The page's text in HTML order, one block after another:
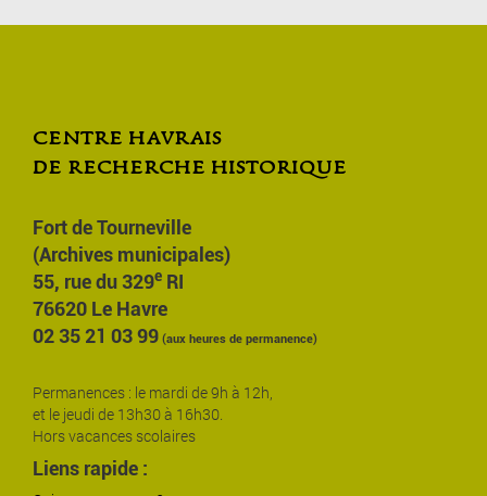
centre havrais
de recherche historique
Fort de Tourneville
(Archives municipales)
55, rue du 329e RI
76620 Le Havre
02 35 21 03 99 (aux heures de permanence)
Permanences : le mardi de 9h à 12h,
et le jeudi de 13h30 à 16h30.
Hors vacances scolaires
Liens rapide :